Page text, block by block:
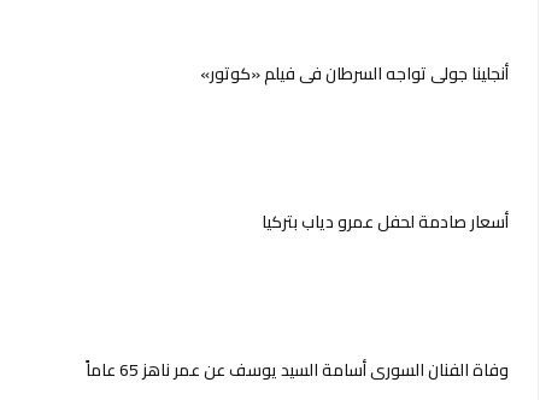
أنجلينا جولي تواجه السرطان في فيلم «كوتور»
أسعار صادمة لحفل عمرو دياب بتركيا
وفاة الفنان السوري أسامة السيد يوسف عن عمر ناهز 65 عاماً